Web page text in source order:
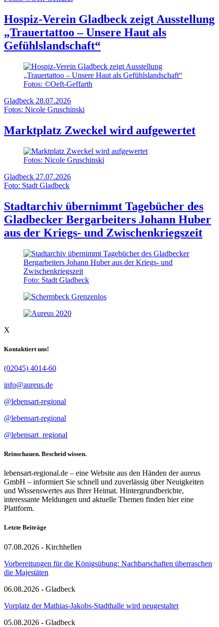
Hospiz-Verein Gladbeck zeigt Ausstellung
„Trauertattoo – Unsere Haut als
Gefühlslandschaft“
Fotos: ©Oeft-Geffarth
Gladbeck 28.07.2026
Fotos: Nicole Gruschinski
Marktplatz Zweckel wird aufgewertet
Fotos: Nicole Gruschinski
Gladbeck 27.07.2026
Foto: Stadt Gladbeck
Stadtarchiv übernimmt Tagebücher des
Gladbecker Bergarbeiters Johann Huber
aus der Kriegs- und Zwischenkriegszeit
Foto: Stadt Gladbeck
X
Kontaktiert uns!
(02045) 4014-60
info@aureus.de
@lebensart-regional
@lebensart-regional
@lebensart_regional
Reinschauen. Bescheid wissen.
lebensart-regional.de – eine Website aus den Händen der aureus
GmbH – informiert Sie schnell und zuverlässig über Neuigkeiten
und Wissenswertes aus Ihrer Heimat. Hintergrundberichte,
interessante Meldungen und aktuelle Themen finden hier eine
Plattform.
Letzte Beiträge
07.08.2026 - Kirchhellen
Vorbereitungen für die Königsübung: Nachbarschaften überraschen
die Majestäten
06.08.2026 - Gladbeck
Vorplatz der Mathias-Jakobs-Stadthalle wird neugestaltet
05.08.2026 - Gladbeck